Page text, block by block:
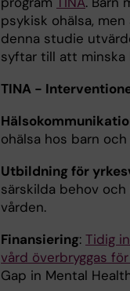
psykisk ohälsa,
denna studie
syftar till att minska
TINA -
ohälsa hos barn
Utbildning för
särskilda behov
vården.
Finansiering: Tidig
vård överbryggas
Gap in Mental